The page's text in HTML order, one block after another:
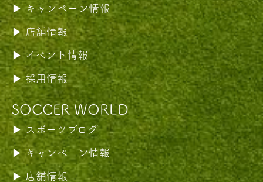
キャンペーン情報
店舗情報
イベント情報
採用情報
SOCCER WORLD
スポーツブログ
キャンペーン情報
店舗情報